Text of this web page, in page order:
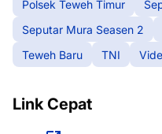
Polsek Teweh Timur
Seputar Mura Seasen 2
Teweh Baru
TNI
Link Cepat